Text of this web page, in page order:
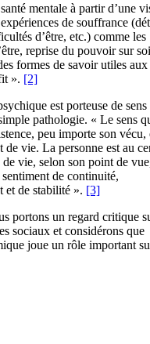
mentale à partir d’une
de souffrance
d’être, etc.) comme les
reprise du pouvoir sur
formes de savoir utiles aux
». [2]
est porteuse de sens
pathologie. « Le sens
peu importe son vécu,
vie. La personne est au
de vie, selon son point de
de continuité,
et de stabilité ». [3]
portons un regard critique
sociaux et considérons que
joue un rôle important